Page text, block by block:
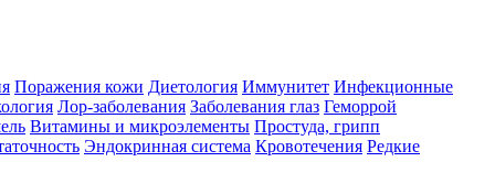
Поражения кожи Диетология Иммунитет Инфекционные
Лор-заболевания Заболевания глаз Геморрой
Витамины и микроэлементы Простуда, грипп
Эндокринная система Кровотечения Редкие